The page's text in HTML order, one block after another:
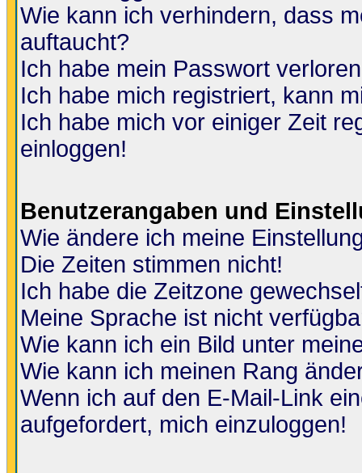
Wie kann ich verhindern, dass
auftaucht?
Ich habe mein Passwort
Ich habe mich registriert, kann
Ich habe mich vor einiger Zeit
einloggen!
Benutzerangaben und
Wie ändere ich meine
Die Zeiten stimmen nicht!
Ich habe die Zeitzone
Meine Sprache ist nicht
Wie kann ich ein Bild unter
Wie kann ich meinen Rang
Wenn ich auf den E-Mail-Link
aufgefordert, mich einzuloggen!